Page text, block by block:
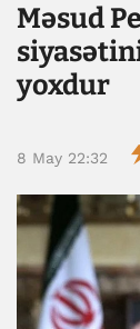
Məsud
yoxdur
8 May 22:32